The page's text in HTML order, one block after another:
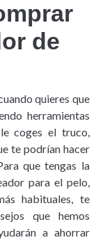
de
quieres que
herramientas
coges el truco,
te podrían hacer
que tengas la
para el pelo,
habituales, te
que hemos
a ahorrar